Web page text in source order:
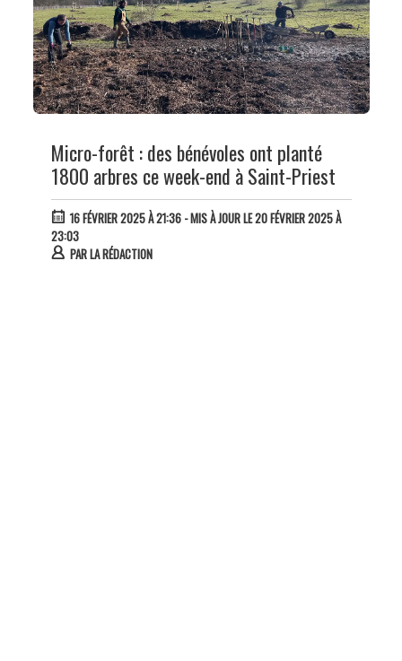
Micro-forêt : des bénévoles ont planté
1800 arbres ce week-end à Saint-Priest
16 FÉVRIER 2025 À 21:36- MIS À JOUR LE 20 FÉVRIER 2025 À
23:03
PARLA RÉDACTION